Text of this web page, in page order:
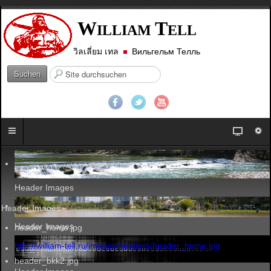
WILLIAM TELL
วิลเลี่ยม เทล Вильгельм Телль
Suchen
S
e
.
.
.
Header Images
Header Images
Header Images
header_home.jpg
http://william-tell.ru/images/headers/header_home.jpg
header_bkk2.jpg